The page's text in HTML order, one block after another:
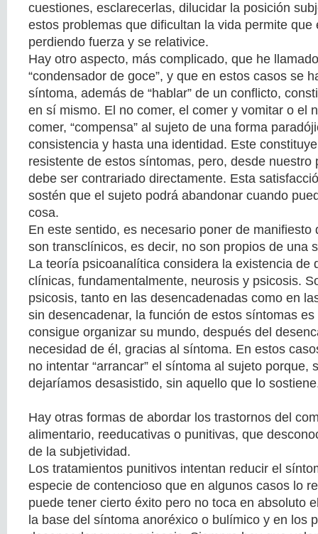
cuestiones, esclarecerlas, dilucidar la posición
estos problemas que dificultan la vida permite que
perdiendo fuerza y se relativice.
Hay otro aspecto, más complicado, que he
“condensador de goce”, y que en estos casos se
síntoma, además de “hablar” de un conflicto,
en sí mismo. El no comer, el comer y vomitar o el
comer, “compensa” al sujeto de una forma
consistencia y hasta una identidad. Este
resistente de estos síntomas, pero, desde nuestro
debe ser contrariado directamente. Esta
sostén que el sujeto podrá abandonar cuando
cosa.
En este sentido, es necesario poner de manifiesto
son transclínicos, es decir, no son propios de una
La teoría psicoanalítica considera la existencia de
clínicas, fundamentalmente, neurosis y psicosis.
psicosis, tanto en las desencadenadas como en
sin desencadenar, la función de estos síntomas
consigue organizar su mundo, después del
necesidad de él, gracias al síntoma. En estos
no intentar “arrancar” el síntoma al sujeto porque,
dejaríamos desasistido, sin aquello que lo
Hay otras formas de abordar los trastornos del
alimentario, reeducativas o punitivas, que
de la subjetividad.
Los tratamientos punitivos intentan reducir el
especie de contencioso que en algunos casos lo
puede tener cierto éxito pero no toca en absoluto
la base del síntoma anoréxico o bulímico y en los